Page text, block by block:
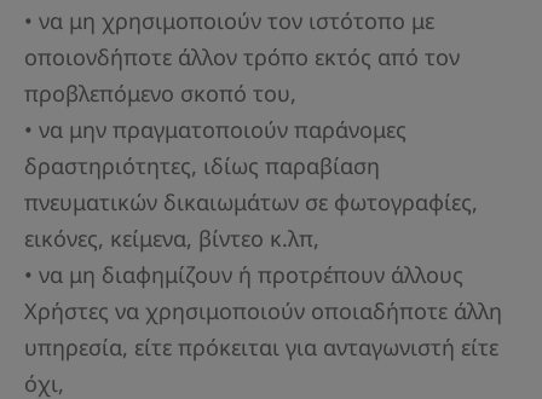
• να μη χρησιμοποιούν τον ιστότοπο με
οποιονδήποτε άλλον τρόπο εκτός από τον
προβλεπόμενο σκοπό του,
• να μην πραγματοποιούν παράνομες
δραστηριότητες, ιδίως παραβίαση
πνευματικών δικαιωμάτων σε φωτογραφίες,
εικόνες, κείμενα, βίντεο κ.λπ,
• να μη διαφημίζουν ή προτρέπουν άλλους
Χρήστες να χρησιμοποιούν οποιαδήποτε άλλη
υπηρεσία, είτε πρόκειται για ανταγωνιστή είτε
όχι,